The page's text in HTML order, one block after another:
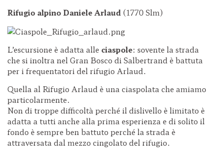
Rifugio alpino Daniele Arlaud (1770 Slm)
L’escursione è adatta alle ciaspole: sovente la strada
che si inoltra nel Gran Bosco di Salbertrand è battuta
per i frequentatori del rifugio Arlaud.
Quella al Rifugio Arlaud è una ciaspolata che amiamo
particolarmente.
Non di troppe difficoltà perché il dislivello è limitato è
adatta a tutti anche alla prima esperienza e di solito il
fondo è sempre ben battuto perché la strada è
attraversata dal mezzo cingolato del rifugio.